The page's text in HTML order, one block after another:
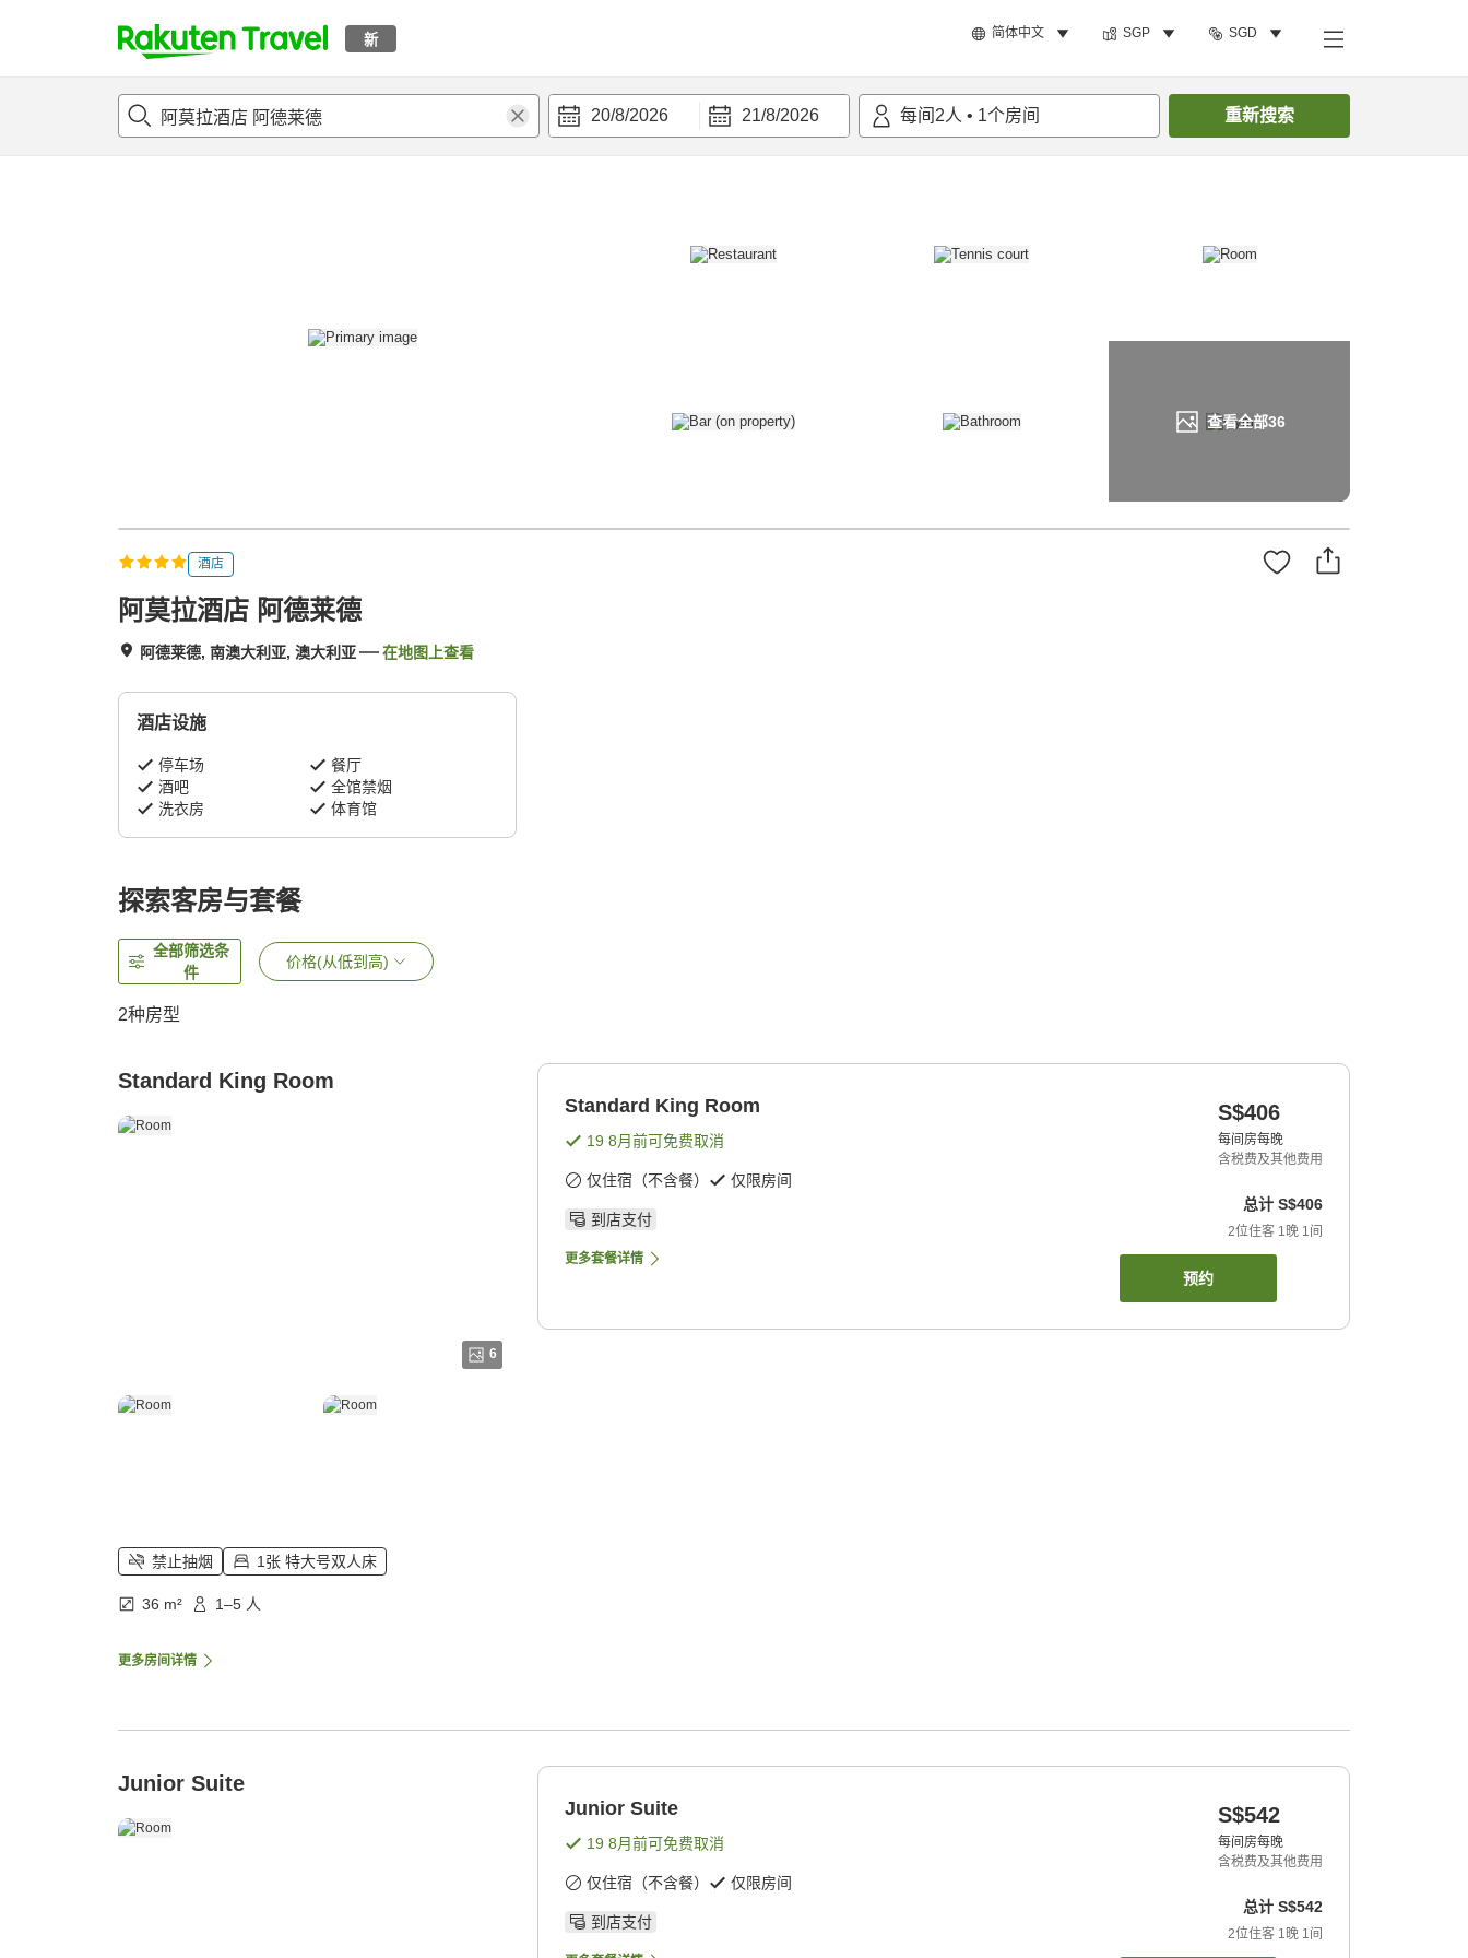
新 简体中文 SGP SGD
t
p
20/8/2026 21/8/2026 每间 2人 • 1个房间 重新搜索
查看全部36
概况 客房及住宿套餐评论设施 搜索客房
酒店
阿莫拉酒店 阿德莱德
阿德莱德, 南澳大利亚, 澳大利亚 在地图上查看
酒店设施
停车场
餐厅
酒吧
全馆禁烟
洗衣房
体育馆
探索客房与套餐
全部筛选条
件
价格(从低到高)
2种房型
Standard King Room
6
禁止抽烟 1张 特大号双人床
36 m² 1–5 人
更多房间详情
Standard King Room
19 8月前可免费取消
仅住宿（不含餐） 仅限房间
到店支付
更多套餐详情
S$406
每间房每晚
含税费及其他费用
总计 S$406
2位住客 1晚 1间
预约
Junior Suite
Junior Suite
19 8月前可免费取消
仅住宿（不含餐） 仅限房间
到店支付
S$542
每间房每晚
含税费及其他费用
总计 S$542
2位住客 1晚 1间